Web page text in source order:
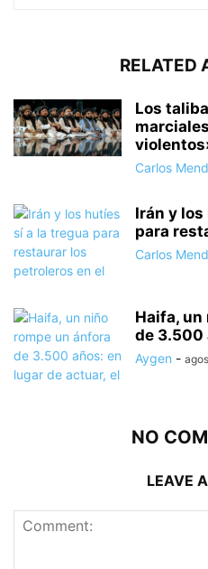
RELATED
Los
Carlos
Irán y
para
Carlos
Haifa, un
de 3.500
Aygen -
NO
LEAVE